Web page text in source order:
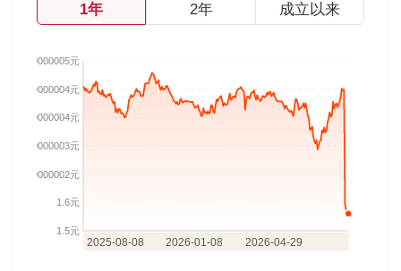
1年 2年 成立以来